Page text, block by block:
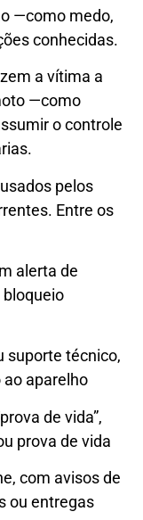
—como medo,
conhecidas.
a vítima a
—como
o controle
pelos
Entre os
alerta de
bloqueio
suporte técnico,
aparelho
de vida”,
prova de vida
com avisos de
ou entregas